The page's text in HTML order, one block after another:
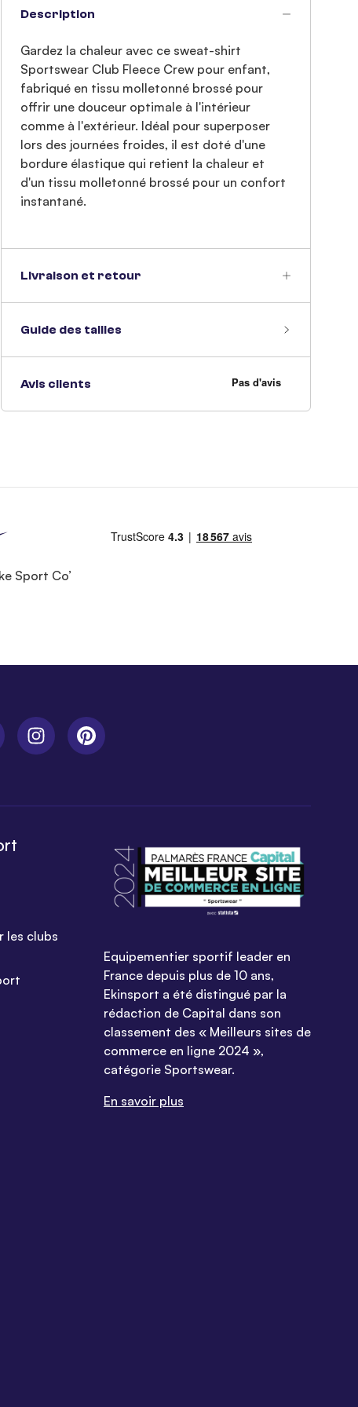
Description
Gardez la chaleur avec ce sweat-shirt
Sportswear Club Fleece Crew pour enfant,
fabriqué en tissu molletonné brossé pour
offrir une douceur optimale à l'intérieur
comme à l'extérieur. Idéal pour superposer
lors des journées froides, il est doté d'une
bordure élastique qui retient la chaleur et
d'un tissu molletonné brossé pour un confort
instantané.
Livraison et retour
Guide des tailles
Avis clients
Sport Co’
les clubs
Equipementier sportif leader en
France depuis plus de 10 ans,
Ekinsport a été distingué par la
rédaction de Capital dans son
classement des « Meilleurs sites de
commerce en ligne 2024 »,
catégorie Sportswear.
En savoir plus